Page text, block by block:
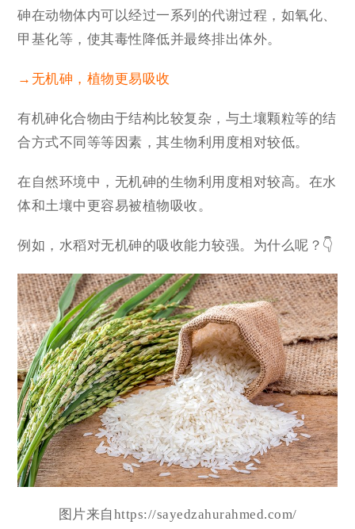
砷在动物体内可以经过一系列的代谢过程，如氧化、
甲基化等，使其毒性降低并最终排出体外。
→无机砷，植物更易吸收
有机砷化合物由于结构比较复杂，与土壤颗粒等的结
合方式不同等等因素，其生物利用度相对较低。
在自然环境中，无机砷的生物利用度相对较高。在水
体和土壤中更容易被植物吸收。
例如，水稻对无机砷的吸收能力较强。为什么呢？👇
图片来自https://sayedzahurahmed.com/